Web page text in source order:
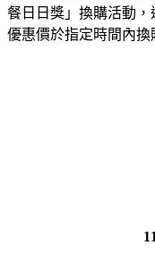
餐日日獎」換購活動
優惠價於指定時間內換
11